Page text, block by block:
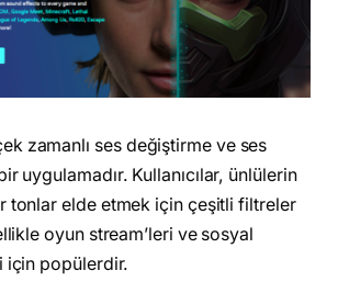
zamanlı ses değiştirme ve ses
uygulamadır. Kullanıcılar, ünlülerin
tonlar elde etmek için çeşitli filtreler
oyun stream’leri ve sosyal
için popülerdir.